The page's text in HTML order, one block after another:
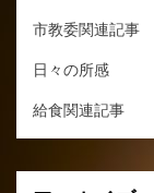
市教委関連記事
日々の所感
給食関連記事